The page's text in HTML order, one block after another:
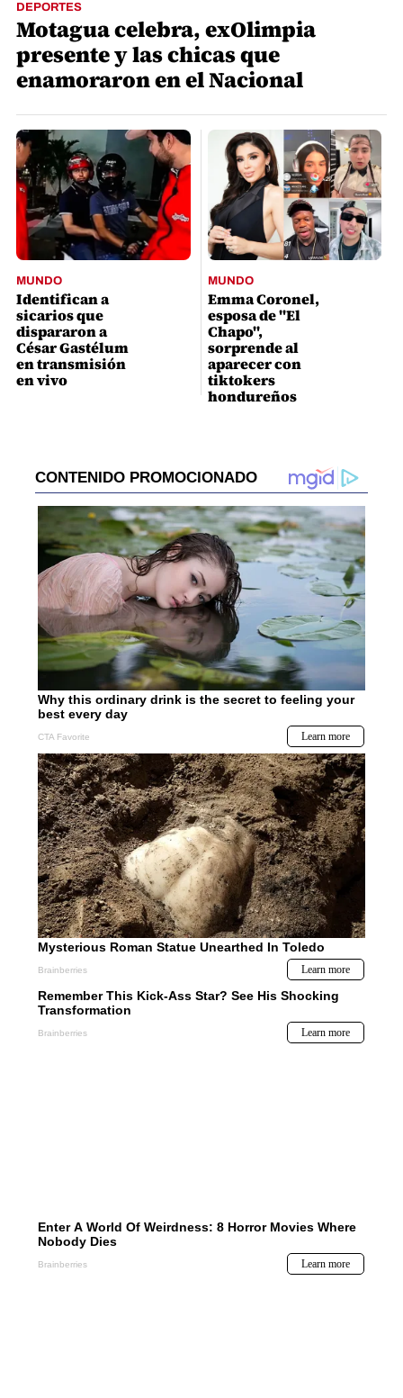
DEPORTES
Motagua celebra, exOlimpia
presente y las chicas que
enamoraron en el Nacional
MUNDO
Identifican a
sicarios que
dispararon a
César Gastélum
en transmisión
en vivo
MUNDO
Emma Coronel,
esposa de "El
Chapo",
sorprende al
aparecer con
tiktokers
hondureños